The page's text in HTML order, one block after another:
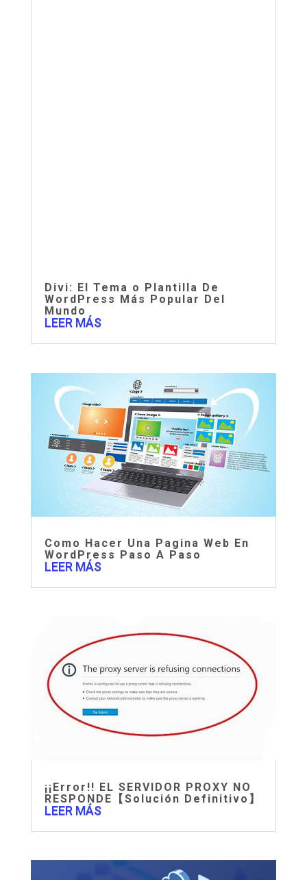
Divi: El Tema o Plantilla De
WordPress Más Popular Del
Mundo
LEER MÁS
Como Hacer Una Pagina Web En
WordPress Paso A Paso
LEER MÁS
¡¡Error!! EL SERVIDOR PROXY NO
RESPONDE【Solución Definitivo】
LEER MÁS